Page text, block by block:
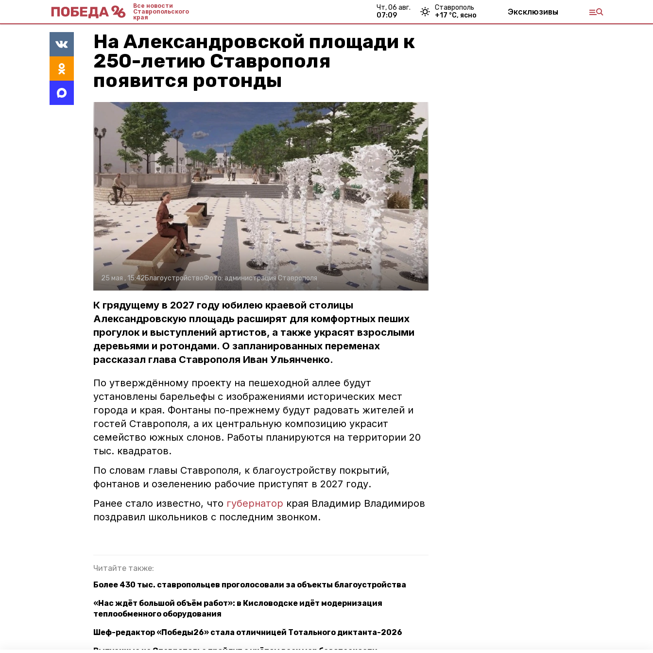
Все новости
Ставропольского
края
чт, 06 авг.
07:09
Ставрополь
+17 °С, ясно Эксклюзивы
На Александровской площади к
250-летию Ставрополя
появится ротонды
25 мая , 15:42БлагоустройствоФото: администрация Ставрополя
К грядущему в 2027 году юбилею краевой столицы
Александровскую площадь расширят для комфортных пеших
прогулок и выступлений артистов, а также украсят взрослыми
деревьями и ротондами. О запланированных переменах
рассказал глава Ставрополя Иван Ульянченко.
По утверждённому проекту на пешеходной аллее будут
установлены барельефы с изображениями исторических мест
города и края. Фонтаны по-прежнему будут радовать жителей и
гостей Ставрополя, а их центральную композицию украсит
семейство южных слонов. Работы планируются на территории 20
тыс. квадратов.
По словам главы Ставрополя, к благоустройству покрытий,
фонтанов и озеленению рабочие приступят в 2027 году.
Ранее стало известно, что губернатор края Владимир Владимиров
поздравил школьников с последним звонком.
Читайте также:
Более 430 тыс. ставропольцев проголосовали за объекты благоустройства
«Нас ждёт большой объём работ»: в Кисловодске идёт модернизация
теплообменного оборудования
Шеф-редактор «Победы26» стала отличницей Тотального диктанта-2026
Выпускные на Ставрополье пройдут с учётом всех мер безопасности —